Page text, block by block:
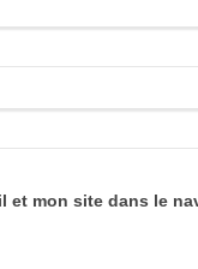
et mon site dans le